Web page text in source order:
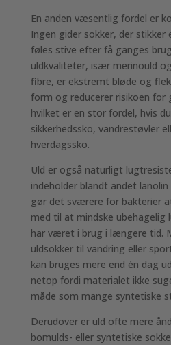
En anden væsentlig fordel er
Ingen gider sokker, der stikker
føles stive efter få ganges
uldkvaliteter, især merinould
fibre, er ekstremt bløde og
form og reducerer risikoen for
hvilket er en stor fordel, hvis
sikkerhedssko, vandrestøvler
hverdagssko.
Uld er også naturligt
indeholder blandt andet
gør det sværere for bakterier
med til at mindske ubehagelig
har været i brug i længere tid.
uldsokker til vandring eller
kan bruges mere end én dag
netop fordi materialet ikke
måde som mange syntetiske
Derudover er uld ofte mere
bomulds- eller syntetiske